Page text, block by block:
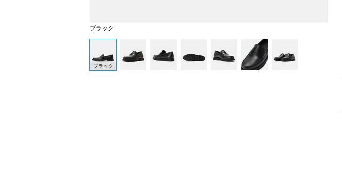
ブラック
ブラック